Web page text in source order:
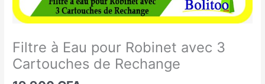
Filtre à Eau pour Robinet avec 3
Cartouches de Rechange